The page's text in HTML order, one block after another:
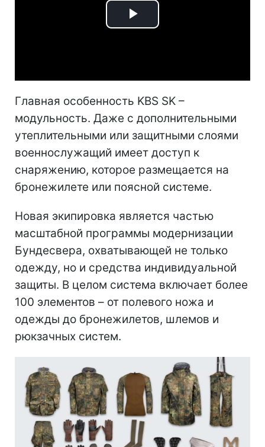
Play
Главная особенность KBS SK –
модульность. Даже с дополнительными
утеплительными или защитными слоями
военнослужащий имеет доступ к
снаряжению, которое размещается на
бронежилете или поясной системе.
Новая экипировка является частью
масштабной программы модернизации
Бундесвера, охватывающей не только
одежду, но и средства индивидуальной
защиты. В целом система включает более
100 элементов – от полевого ножа и
одежды до бронежилетов, шлемов и
рюкзачных систем.